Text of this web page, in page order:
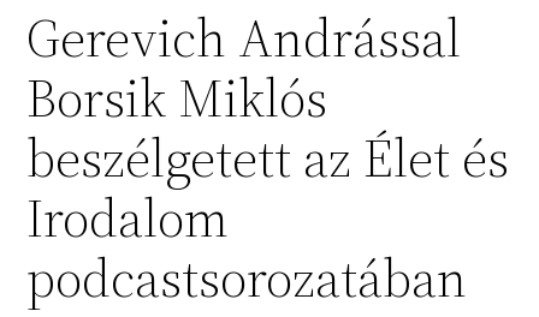
Gerevich Andrással
Borsik Miklós
beszélgetett az Élet és
Irodalom
podcastsorozatában